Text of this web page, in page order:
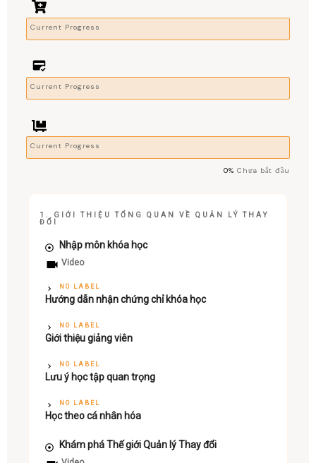
Current Progress
Current Progress
Current Progress
0% Chưa bắt đầu
1. GIỚI THIỆU TỔNG QUAN VỀ QUẢN LÝ THAY
ĐỔI
Nhập môn khóa học
Video
NO LABEL
Hướng dẫn nhận chứng chỉ khóa học
NO LABEL
Giới thiệu giảng viên
NO LABEL
Lưu ý học tập quan trọng
NO LABEL
Học theo cá nhân hóa
Khám phá Thế giới Quản lý Thay đổi